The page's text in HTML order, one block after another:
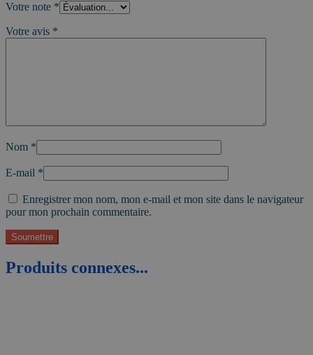
Votre note *
Votre avis *
Nom *
E-mail *
Enregistrer mon nom, mon e-mail et mon site dans le navigateur
pour mon prochain commentaire.
Produits connexes...